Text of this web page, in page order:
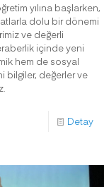
yılına başlarken,
dolu bir dönemi
ve değerli
içinde yeni
hem de sosyal
bilgiler, değerler ve
Detay